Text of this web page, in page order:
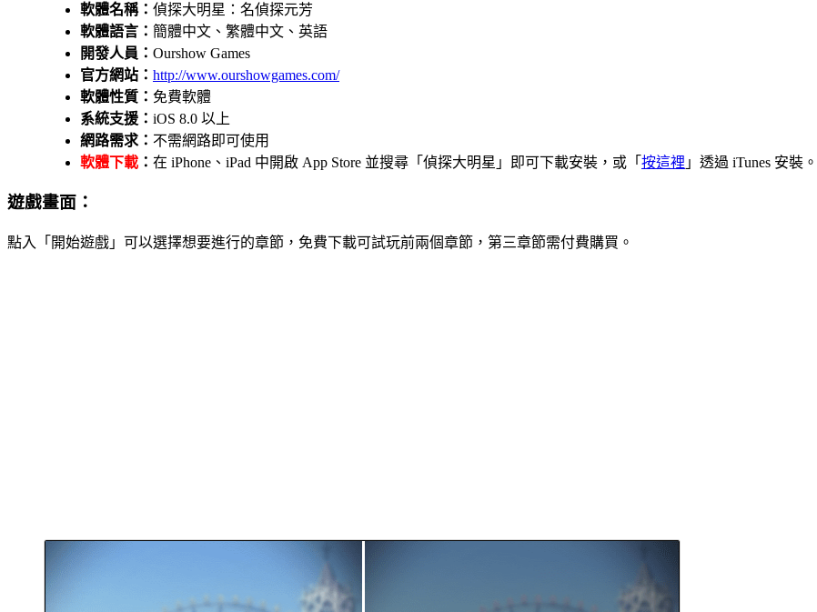
軟體名稱： 偵探大明星：名偵探元芳
軟體語言： 簡體中文、繁體中文、英語
開發人員： Ourshow Games
官方網站： http://www.ourshowgames.com/
軟體性質： 免費軟體
系統支援： iOS 8.0 以上
網路需求： 不需網路即可使用
軟體下載 ： 在 iPhone、iPad 中開啟 App Store 並搜尋「偵探大明星」即可下載安裝，或「 按這裡 」透過 iTunes 安裝。
遊戲畫面：
點入「開始遊戲」可以選擇想要進行的章節，免費下載可試玩前兩個章節，第三章節需付費購買。